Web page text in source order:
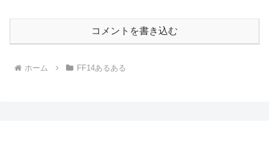
コメントを書き込む
ホーム FF14あるある